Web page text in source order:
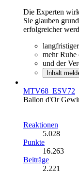
Die Experten
Sie glauben
erfolgreicher
mehr Ruhe
und der
Inhalt
MTV68_ESV72
Ballon d'Or
Reaktionen
5.028
Punkte
16.263
Beiträge
2.221